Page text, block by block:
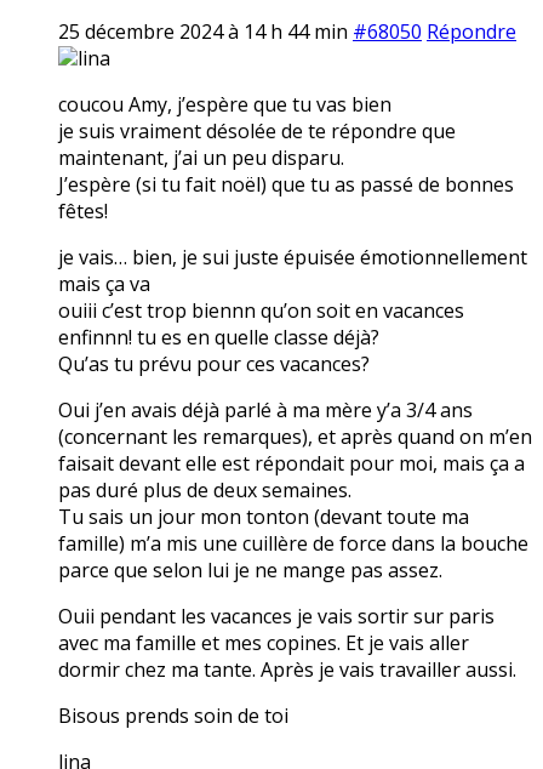
25 décembre 2024 à 14 h 44 min #68050 Répondre
lina
coucou Amy, j’espère que tu vas bien
je suis vraiment désolée de te répondre que
maintenant, j’ai un peu disparu.
J’espère (si tu fait noël) que tu as passé de bonnes
fêtes!
je vais… bien, je sui juste épuisée émotionnellement
mais ça va
ouiii c’est trop biennn qu’on soit en vacances
enfinnn! tu es en quelle classe déjà?
Qu’as tu prévu pour ces vacances?
Oui j’en avais déjà parlé à ma mère y’a 3/4 ans
(concernant les remarques), et après quand on m’en
faisait devant elle est répondait pour moi, mais ça a
pas duré plus de deux semaines.
Tu sais un jour mon tonton (devant toute ma
famille) m’a mis une cuillère de force dans la bouche
parce que selon lui je ne mange pas assez.
Ouii pendant les vacances je vais sortir sur paris
avec ma famille et mes copines. Et je vais aller
dormir chez ma tante. Après je vais travailler aussi.
Bisous prends soin de toi
lina